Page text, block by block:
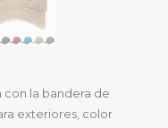
con la bandera de
exteriores, color